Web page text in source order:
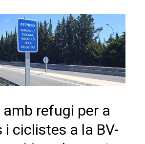
amb refugi per a
ciclistes a la BV-